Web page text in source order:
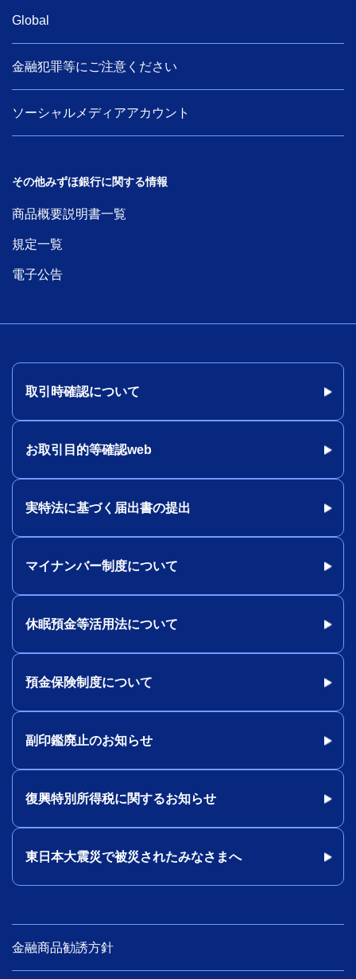
Global
金融犯罪等にご注意ください
ソーシャルメディアアカウント
その他みずほ銀行に関する情報
商品概要説明書一覧
規定一覧
電子公告
取引時確認について
お取引目的等確認web
実特法に基づく届出書の提出
マイナンバー制度について
休眠預金等活用法について
預金保険制度について
副印鑑廃止のお知らせ
復興特別所得税に関するお知らせ
東日本大震災で被災されたみなさまへ
金融商品勧誘方針